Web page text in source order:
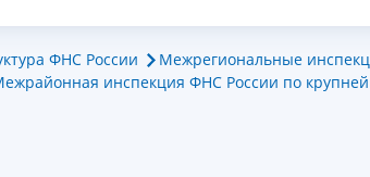
ФНС России
Межрегиональные
инспекция ФНС России по